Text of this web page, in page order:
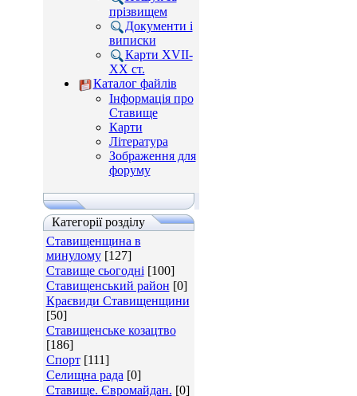
прізвищем
Документи і
виписки
Карти XVII-
XX ст.
Каталог файлів
Інформація про
Ставище
Карти
Література
Зображення для
форуму
Категорії розділу
Ставищенщина в
минулому [127]
Ставище сьогодні [100]
Ставищенський район [0]
Краєвиди Ставищенщини
[50]
Ставищенське козацтво
[186]
Спорт [111]
Селищна рада [0]
Ставище. Євромайдан. [0]